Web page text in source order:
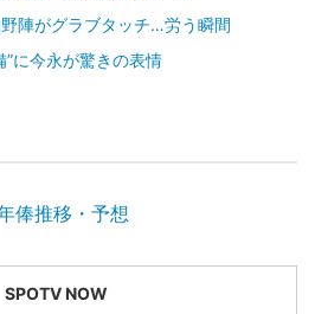
野陣がグラブタッチ…労う瞬間
”に今永が驚きの表情
俸推移・予想
SPOTV NOW